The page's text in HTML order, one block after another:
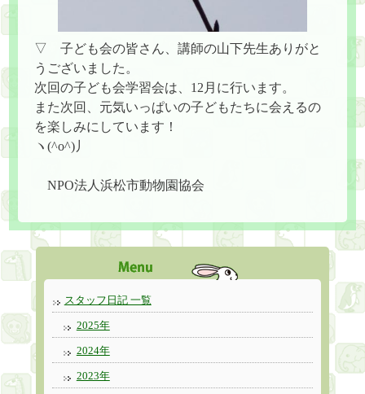
▽ 子ども会の皆さん、講師の山下先生ありがと
うございました。
次回の子ども会学習会は、12月に行います。
また次回、元気いっぱいの子どもたちに会えるの
を楽しみにしています！
ヽ(^o^)丿
NPO法人浜松市動物園協会
スタッフ日記 一覧
2025年
2024年
2023年